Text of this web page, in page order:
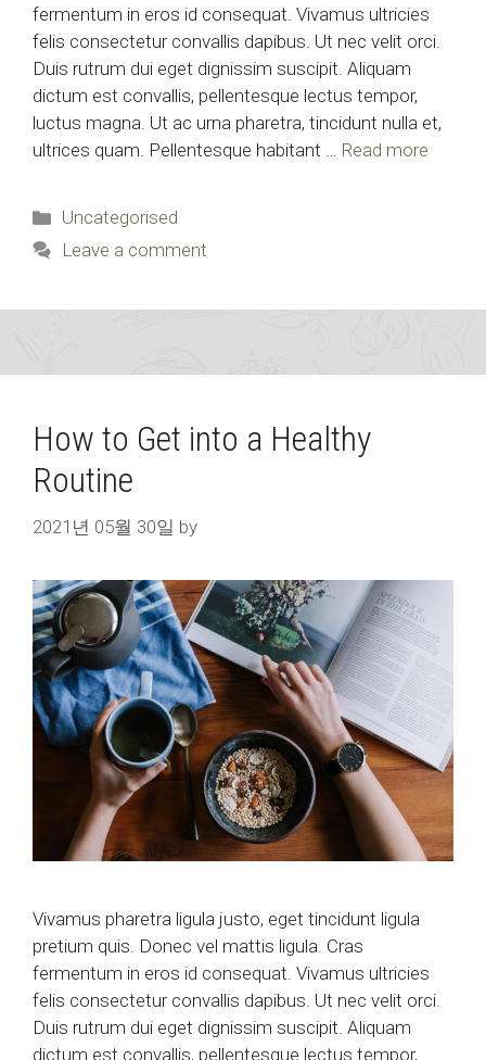
fermentum in eros id consequat. Vivamus ultricies
felis consectetur convallis dapibus. Ut nec velit orci.
Duis rutrum dui eget dignissim suscipit. Aliquam
dictum est convallis, pellentesque lectus tempor,
luctus magna. Ut ac urna pharetra, tincidunt nulla et,
ultrices quam. Pellentesque habitant … Read more
Categories
Uncategorised
Leave a comment
How to Get into a Healthy
Routine
2021년 05월 30일 by
Vivamus pharetra ligula justo, eget tincidunt ligula
pretium quis. Donec vel mattis ligula. Cras
fermentum in eros id consequat. Vivamus ultricies
felis consectetur convallis dapibus. Ut nec velit orci.
Duis rutrum dui eget dignissim suscipit. Aliquam
dictum est convallis, pellentesque lectus tempor,